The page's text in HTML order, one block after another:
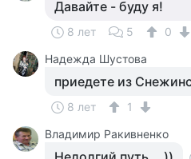
Давайте - буду я!
8 лет 5
0
Надежда Шустова
приедете из
8 лет
1
Владимир Ракивненко